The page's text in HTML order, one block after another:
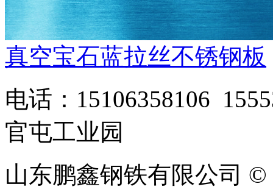
真空宝石蓝拉丝不锈钢板
电话：15106358106
官屯工业园
山东鹏鑫钢铁有限公司